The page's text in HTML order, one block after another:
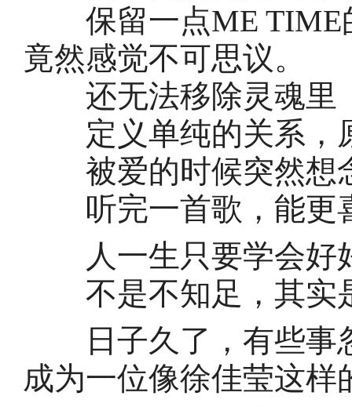
保留一点ME TIME
竟然感觉不可思议。
还无法移除灵魂里
定义单纯的关系，
被爱的时候突然想
听完一首歌，能更
人一生只要学会好
不是不知足，其实
日子久了，有些事
成为一位像徐佳莹这样